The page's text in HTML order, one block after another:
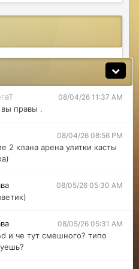
бан чата на 10
Активность
08/04/26 11:33 AM
последний месяц лета-
осень и народ вернется
08/04/26 11:37 AM
правы .
08/04/26 08:56 PM
2 клана арена улитки касты
08/05/26 05:30 AM
08/05/26 05:31 AM
и че тут смешного? типо
Powered by Invision Community